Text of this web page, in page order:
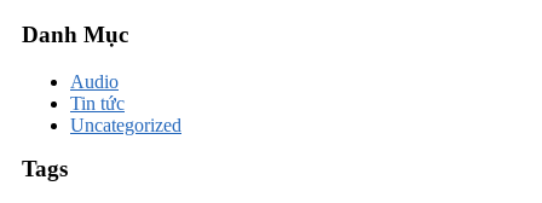
Danh Mục
Audio
Tin tức
Uncategorized
Tags